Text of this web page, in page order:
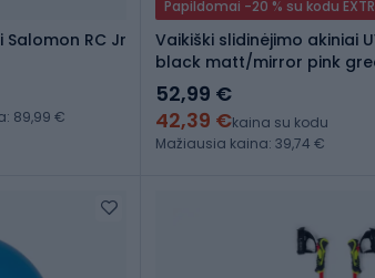
RC Jr
89,99 €
Papildomai -20 % su kodu
Vaikiški slidinėjimo akiniai
black matt/mirror pink
52,99 €
42,39 €kaina su kodu
Mažiausia kaina: 39,74 €